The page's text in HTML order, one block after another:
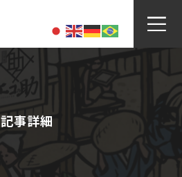
記事詳細